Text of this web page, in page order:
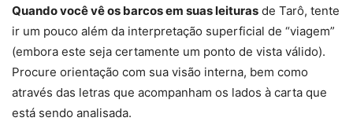
Quando você vê os barcos em suas leituras de Tarô, tente
ir um pouco além da interpretação superficial de “viagem”
(embora este seja certamente um ponto de vista válido).
Procure orientação com sua visão interna, bem como
através das letras que acompanham os lados à carta que
está sendo analisada.